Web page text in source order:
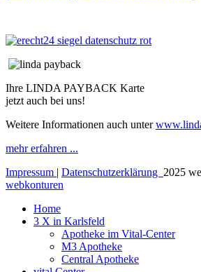
Ihre LINDA PAYBACK Karte
jetzt auch bei uns!
Weitere Informationen auch unter
mehr erfahren ...
Impressum | Datenschutzerklärung 2025
webkonturen
Home
3 X in Karlsfeld
Apotheke im Vital-Center
M3 Apotheke
Central Apotheke